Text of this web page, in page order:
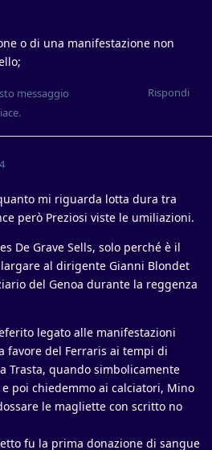
o di una manifestazione non
Rispondi
messaggio
.
mi riguarda lotta dura tra
però Preziosi viste le umiliazioni.
De Grave Sells, solo perché è il
al dirigente Gianni Blondet
del Genoa durante la reggenza
legato alle manifestazioni
favore del Ferraris ai tempi di
Trasta, quando simbolicamente
poi chiedemmo ai calciatori, Mino
le magliette con scritto no
fu la prima donazione di sangue